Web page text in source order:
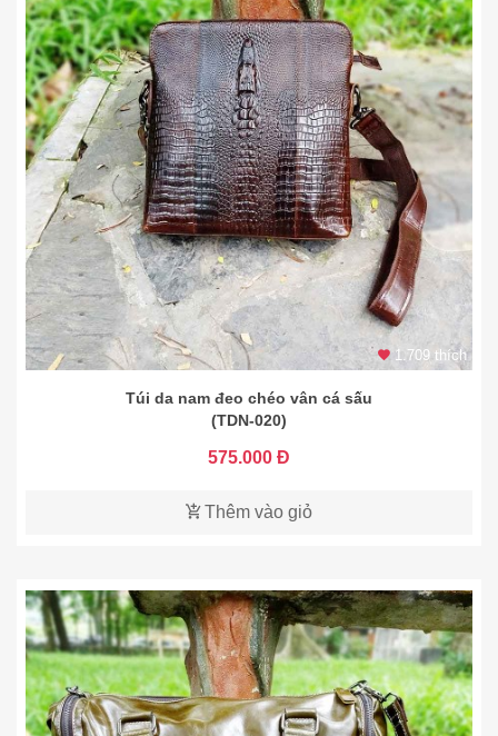
1.709 thích
Túi da nam đeo chéo vân cá sấu
(TDN-020)
575.000 Đ
Thêm vào giỏ